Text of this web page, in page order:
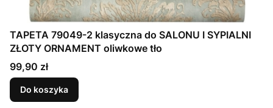
TAPETA 79049-2 klasyczna do SALONU I SYPIALNI
ZŁOTY ORNAMENT oliwkowe tło
Cena
99,90 zł
Do koszyka